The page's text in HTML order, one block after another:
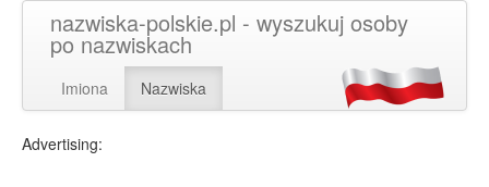
nazwiska-polskie.pl - wyszukuj osoby
po nazwiskach
Imiona Nazwiska
Advertising: